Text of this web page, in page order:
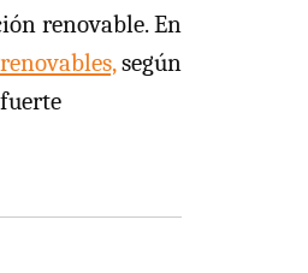
renovable. En
según